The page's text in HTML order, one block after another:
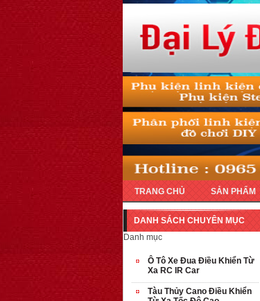
TRANG CHỦ SẢN PHẨM
DANH SÁCH CHUYÊN MỤC
Danh mục
Ô Tô Xe Đua Điều Khiển Từ
Xa RC IR Car
Tàu Thủy Cano Điều Khiển